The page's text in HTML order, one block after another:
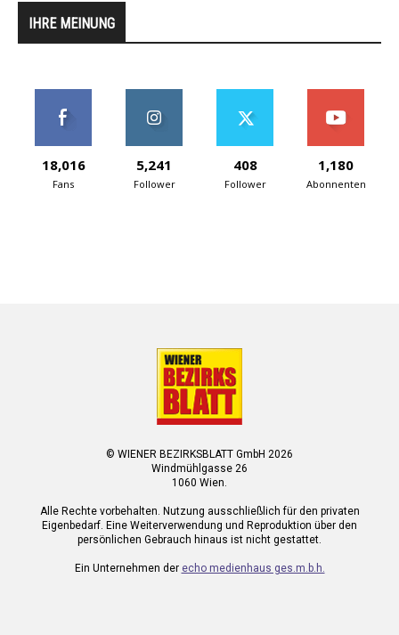
IHRE MEINUNG
18,016
Fans
5,241
Follower
408
Follower
1,180
Abonnenten
© WIENER BEZIRKSBLATT GmbH 2026
Windmühlgasse 26
1060 Wien.
Alle Rechte vorbehalten. Nutzung ausschließlich für den privaten
Eigenbedarf. Eine Weiterverwendung und Reproduktion über den
persönlichen Gebrauch hinaus ist nicht gestattet.
Ein Unternehmen der echo medienhaus ges.m.b.h.